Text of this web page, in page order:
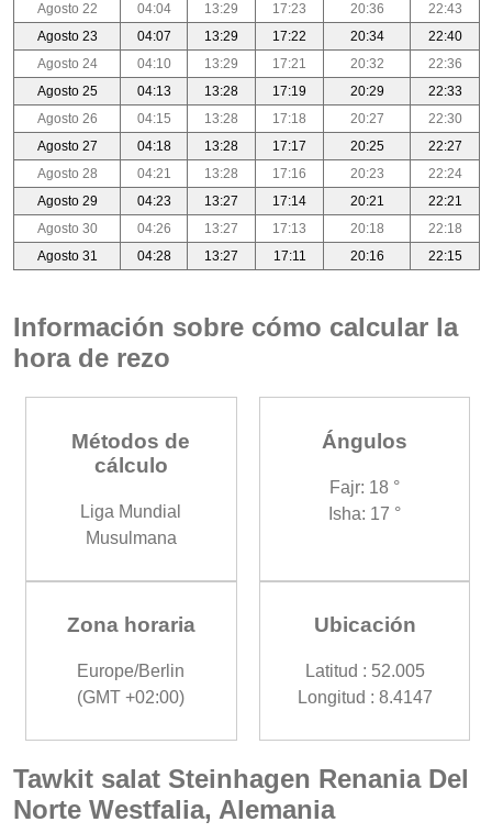
Agosto 22
04:04 13:29 17:23 20:36
22:43
Agosto 23
04:07 13:29 17:22 20:34
22:40
Agosto 24
04:10 13:29 17:21 20:32
22:36
Agosto 25
04:13 13:28 17:19 20:29
22:33
Agosto 26
04:15 13:28 17:18 20:27
22:30
Agosto 27
04:18 13:28 17:17 20:25
22:27
Agosto 28
04:21 13:28 17:16 20:23
22:24
Agosto 29
04:23 13:27 17:14 20:21
22:21
Agosto 30
04:26 13:27 17:13 20:18
22:18
Agosto 31
04:28 13:27 17:11 20:16 22:15
Información sobre cómo calcular la
hora de rezo
Métodos de
cálculo
Liga Mundial
Musulmana
Ángulos
Fajr: 18 °
Isha: 17 °
Zona horaria
Europe/Berlin
(GMT +02:00)
Ubicación
Latitud : 52.005
Longitud : 8.4147
Tawkit salat Steinhagen Renania Del
Norte Westfalia, Alemania